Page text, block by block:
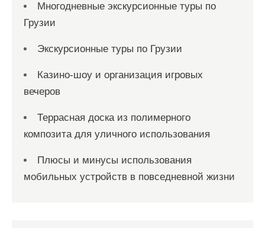
Многодневные экскурсионные туры по
Грузии
Экскурсионные туры по Грузии
Казино-шоу и организация игровых
вечеров
Террасная доска из полимерного
композита для уличного использования
Плюсы и минусы использования
мобильных устройств в повседневной жизни